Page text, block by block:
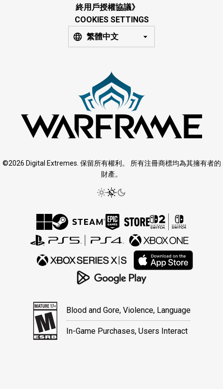
終用戶授權協議》
COOKIES SETTINGS
繁體中文
©2026 Digital Extremes. 保留所有權利。 所有注冊商標均為其擁有者的
財產。
Blood and Gore, Violence, Language
In-Game Purchases, Users Interact